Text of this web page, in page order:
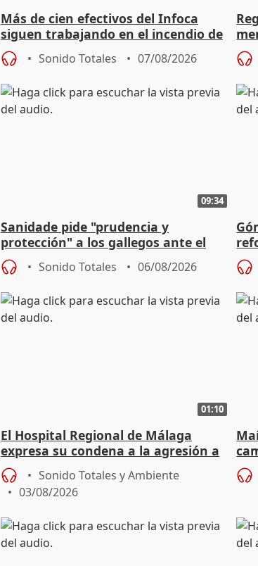
Más de cien efectivos del Infoca
siguen trabajando en el incendio de
Niebla (Huelva)
Sonido Totales 07/08/2026
09:34
Sanidade pide "prudencia y
protección" a los gallegos ante el
eclipse del 12 de agosto
Sonido Totales 06/08/2026
01:10
El Hospital Regional de Málaga
expresa su condena a la agresión a
dos enfermeras de Urgencias
Sonido Totales y Ambiente
03/08/2026